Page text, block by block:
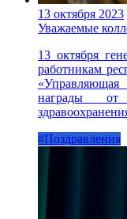
13 октября 2023
Уважаемые
13 октября
работникам
награды от
#Поздравления